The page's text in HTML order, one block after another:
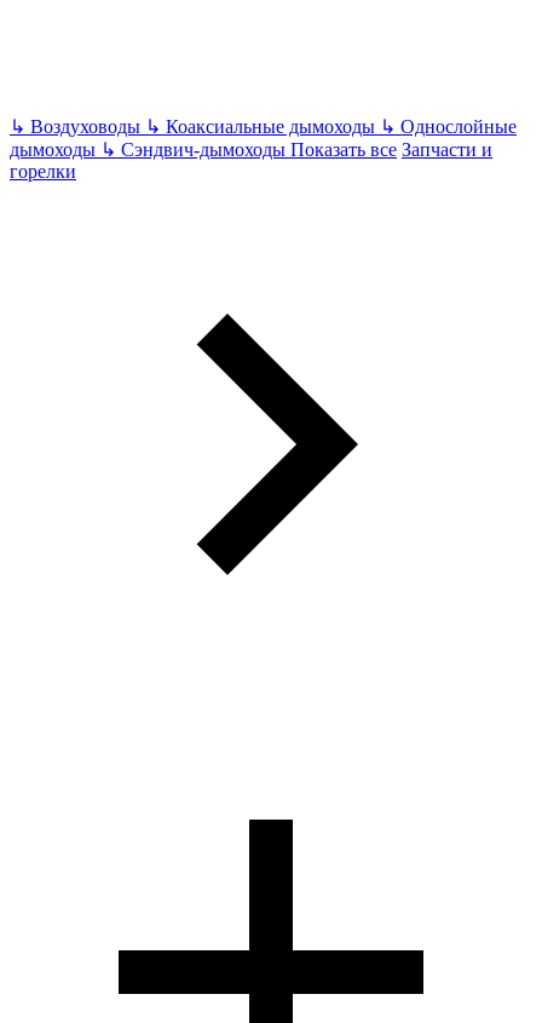
↳ Воздуховоды ↳ Коаксиальные дымоходы ↳ Однослойные
дымоходы ↳ Сэндвич-дымоходы Показать все Запчасти и
горелки